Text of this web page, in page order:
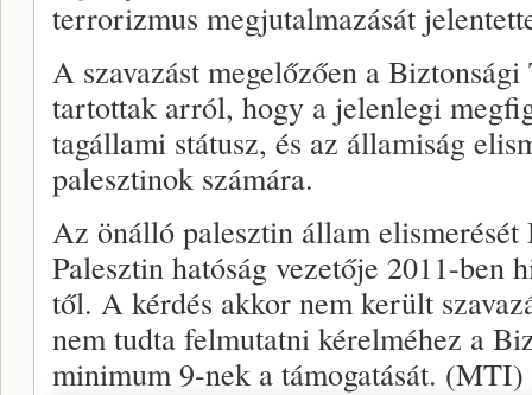
terrorizmus megjutalmazását
A szavazást megelőzően a
tartottak arról, hogy a jelenlegi
tagállami státusz, és az államiság
palesztinok számára.
Az önálló palesztin állam elismerését
Palesztin hatóság vezetője 2011-ben
től. A kérdés akkor nem került
nem tudta felmutatni kérelméhez a
minimum 9-nek a támogatását. (MTI)